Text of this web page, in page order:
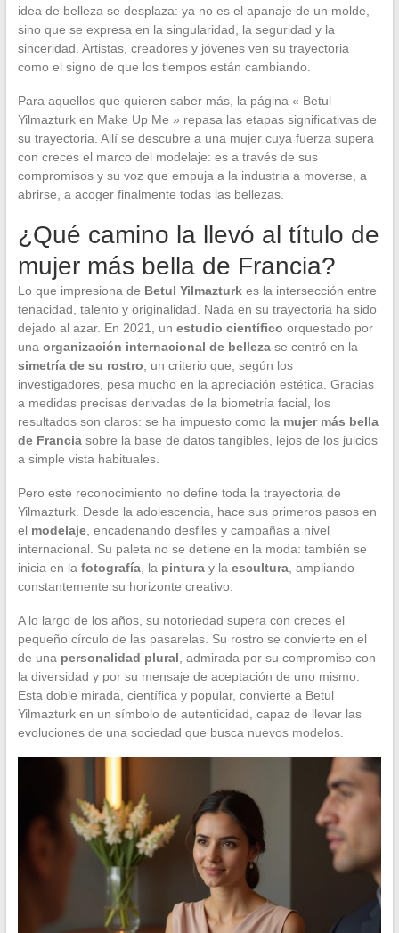
idea de belleza se desplaza: ya no es el apanaje de un molde,
sino que se expresa en la singularidad, la seguridad y la
sinceridad. Artistas, creadores y jóvenes ven su trayectoria
como el signo de que los tiempos están cambiando.
Para aquellos que quieren saber más, la página « Betul
Yilmazturk en Make Up Me » repasa las etapas significativas de
su trayectoria. Allí se descubre a una mujer cuya fuerza supera
con creces el marco del modelaje: es a través de sus
compromisos y su voz que empuja a la industria a moverse, a
abrirse, a acoger finalmente todas las bellezas.
¿Qué camino la llevó al título de
mujer más bella de Francia?
Lo que impresiona de Betul Yilmazturkes la intersección entre
tenacidad, talento y originalidad. Nada en su trayectoria ha sido
dejado al azar. En 2021, un estudio científico orquestado por
una organización internacional de bellezase centró en la
simetría de su rostro , un criterio que, según los
investigadores, pesa mucho en la apreciación estética. Gracias
a medidas precisas derivadas de la biometría facial, los
resultados son claros: se ha impuesto como la mujer más bella
de Franciasobre la base de datos tangibles, lejos de los juicios
a simple vista habituales.
Pero este reconocimiento no define toda la trayectoria de
Yilmazturk. Desde la adolescencia, hace sus primeros pasos en
el modelaje, encadenando desfiles y campañas a nivel
internacional. Su paleta no se detiene en la moda: también se
inicia en la fotografía, la pinturay la escultura, ampliando
constantemente su horizonte creativo.
A lo largo de los años, su notoriedad supera con creces el
pequeño círculo de las pasarelas. Su rostro se convierte en el
de una personalidad plural , admirada por su compromiso con
la diversidad y por su mensaje de aceptación de uno mismo.
Esta doble mirada, científica y popular, convierte a Betul
Yilmazturk en un símbolo de autenticidad, capaz de llevar las
evoluciones de una sociedad que busca nuevos modelos.